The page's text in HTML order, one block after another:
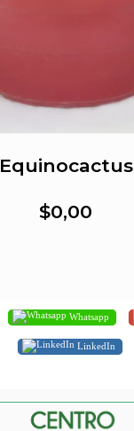
Equinocactus
$0,00
Whatsapp
LinkedIn